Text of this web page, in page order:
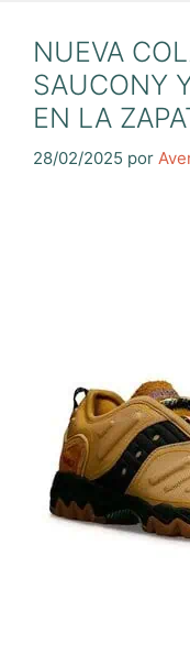
NUEVA
SAUCONY
EN LA
28/02/2025 por